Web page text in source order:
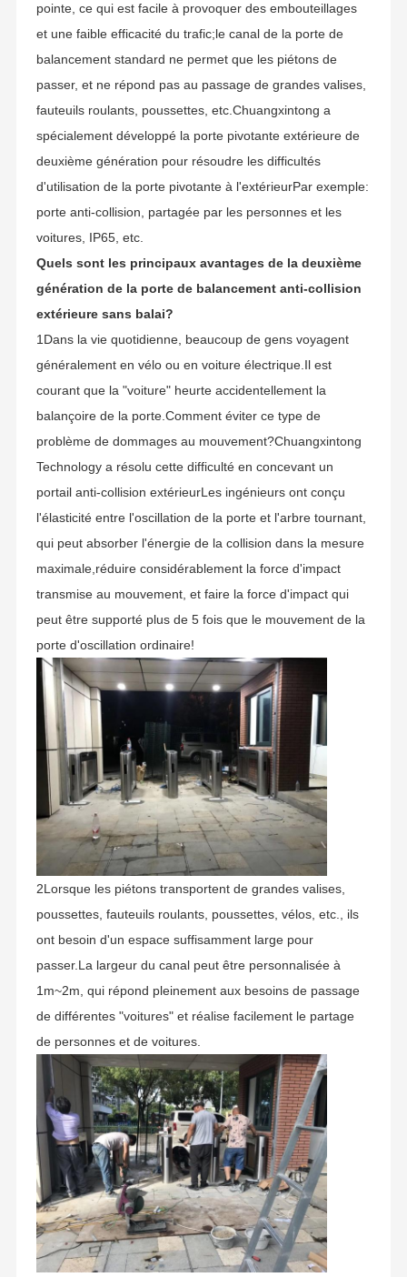
À La Maison Produits
Nous
L'usine
Contrôle De
La Qualité
Nous
Contacter
Nouvelles Les Affaires
pointe, ce qui est facile à provoquer des embouteillages
et une faible efficacité du trafic;le canal de la porte de
balancement standard ne permet que les piétons de
passer, et ne répond pas au passage de grandes valises,
fauteuils roulants, poussettes, etc.Chuangxintong a
spécialement développé la porte pivotante extérieure de
deuxième génération pour résoudre les difficultés
d'utilisation de la porte pivotante à l'extérieurPar exemple:
porte anti-collision, partagée par les personnes et les
voitures, IP65, etc.
Quels sont les principaux avantages de la deuxième
génération de la porte de balancement anti-collision
extérieure sans balai?
1Dans la vie quotidienne, beaucoup de gens voyagent
généralement en vélo ou en voiture électrique.Il est
courant que la "voiture" heurte accidentellement la
balançoire de la porte.Comment éviter ce type de
problème de dommages au mouvement?Chuangxintong
Technology a résolu cette difficulté en concevant un
portail anti-collision extérieurLes ingénieurs ont conçu
l'élasticité entre l'oscillation de la porte et l'arbre tournant,
qui peut absorber l'énergie de la collision dans la mesure
maximale,réduire considérablement la force d'impact
transmise au mouvement, et faire la force d'impact qui
peut être supporté plus de 5 fois que le mouvement de la
porte d'oscillation ordinaire!
2Lorsque les piétons transportent de grandes valises,
poussettes, fauteuils roulants, poussettes, vélos, etc., ils
ont besoin d'un espace suffisamment large pour
passer.La largeur du canal peut être personnalisée à
1m~2m, qui répond pleinement aux besoins de passage
de différentes "voitures" et réalise facilement le partage
de personnes et de voitures.
Co., Ltd. est une entreprise de haute technologie,
un.CXT s'engage dans le domaine de la gestion
intelligente du contrôle d'accès des piétons, Il fournit aux
clients des tournevis de contrôle d'accès professionnels et
personnalisés et des solutions de porte de sécurité.